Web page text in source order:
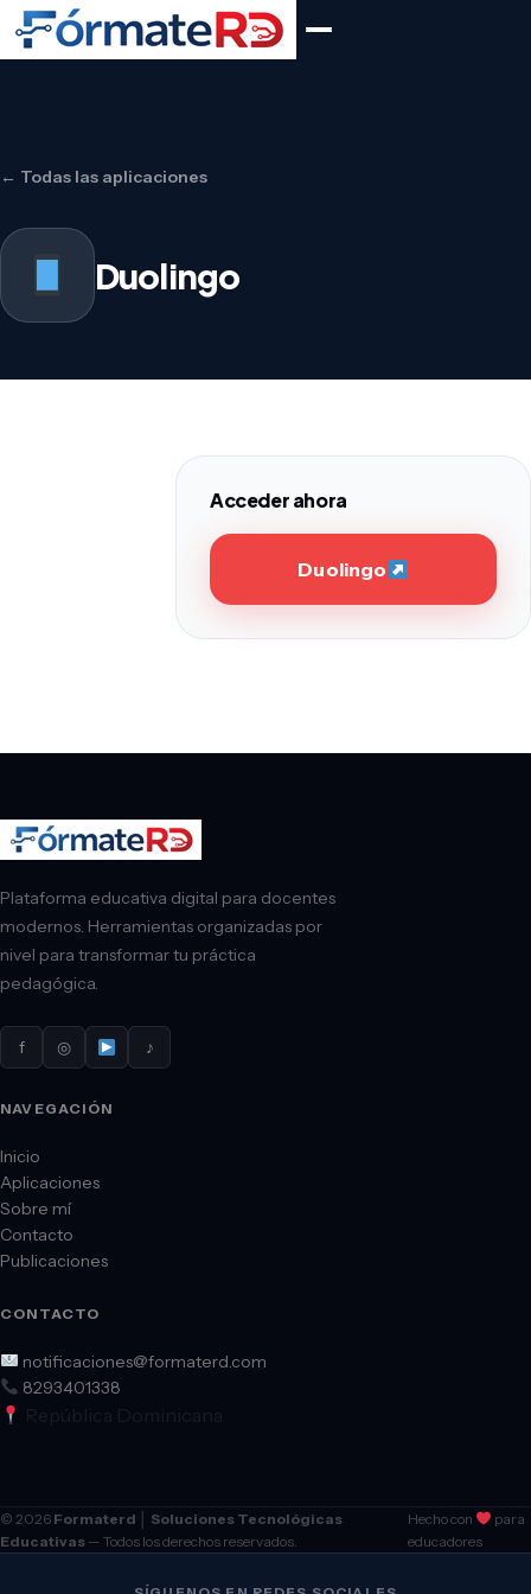
← Todas las aplicaciones
Duolingo
Acceder ahora
Duolingo
Plataforma educativa digital para docentes
modernos. Herramientas organizadas por
nivel para transformar tu práctica
pedagógica.
f ◎ ♪
NAVEGACIÓN
Inicio
Aplicaciones
Sobre mí
Contacto
Publicaciones
CONTACTO
notificaciones@formaterd.com
8293401338
República Dominicana
© 2026 Formaterd │ Soluciones Tecnológicas
Educativas — Todos los derechos reservados.
Hecho con
para
educadores